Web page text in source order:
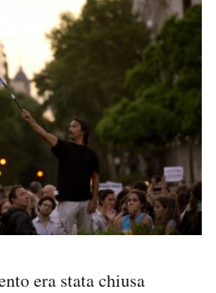
era stata chiusa